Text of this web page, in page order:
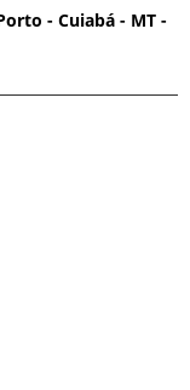
- Cuiabá - MT -